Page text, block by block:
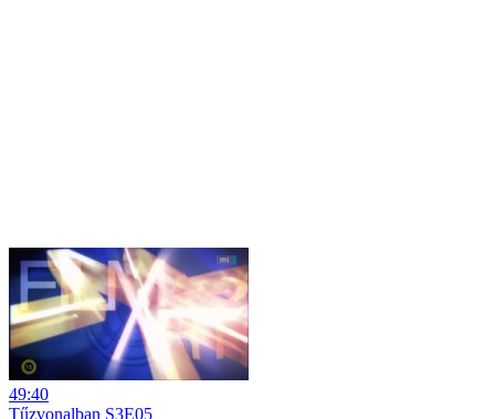
49:40
Tűzvonalban S3E05